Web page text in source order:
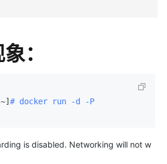
：
~] # docker run -d -P
is disabled. Networking will not w